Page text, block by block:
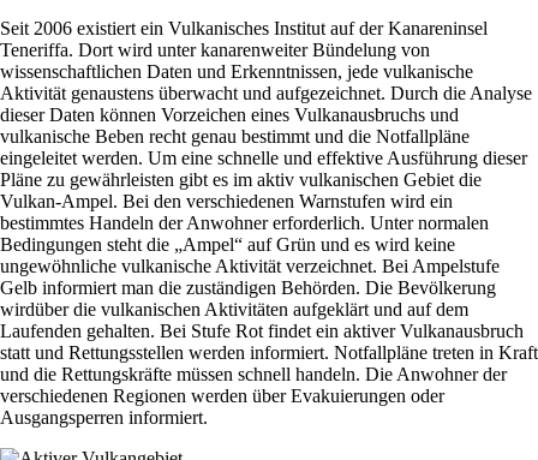
Seit 2006 existiert ein Vulkanisches Institut auf der Kanareninsel
Teneriffa. Dort wird unter kanarenweiter Bündelung von
wissenschaftlichen Daten und Erkenntnissen, jede vulkanische
Aktivität genaustens überwacht und aufgezeichnet. Durch die Analyse
dieser Daten können Vorzeichen eines Vulkanausbruchs und
vulkanische Beben recht genau bestimmt und die Notfallpläne
eingeleitet werden. Um eine schnelle und effektive Ausführung dieser
Pläne zu gewährleisten gibt es im aktiv vulkanischen Gebiet die
Vulkan-Ampel. Bei den verschiedenen Warnstufen wird ein
bestimmtes Handeln der Anwohner erforderlich. Unter normalen
Bedingungen steht die „Ampel“ auf Grün und es wird keine
ungewöhnliche vulkanische Aktivität verzeichnet. Bei Ampelstufe
Gelb informiert man die zuständigen Behörden. Die Bevölkerung
wirdüber die vulkanischen Aktivitäten aufgeklärt und auf dem
Laufenden gehalten. Bei Stufe Rot findet ein aktiver Vulkanausbruch
statt und Rettungsstellen werden informiert. Notfallpläne treten in Kraft
und die Rettungskräfte müssen schnell handeln. Die Anwohner der
verschiedenen Regionen werden über Evakuierungen oder
Ausgangsperren informiert.